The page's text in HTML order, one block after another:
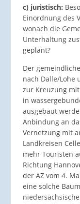
c) juristisch:
Einordnung des
wonach die
Unterhaltung
geplant?
Der
nach Dalle/Lohe
zur Kreuzung
in
ausgebaut
Anbindung an
Vernetzung mit
Landkreisen
mehr Touristen
Richtung
der AZ vom 4.
eine solche